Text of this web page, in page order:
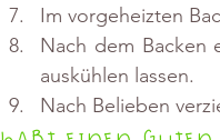
Im vorgeheizten
Nach dem Backen
auskühlen lassen.
Nach Belieben